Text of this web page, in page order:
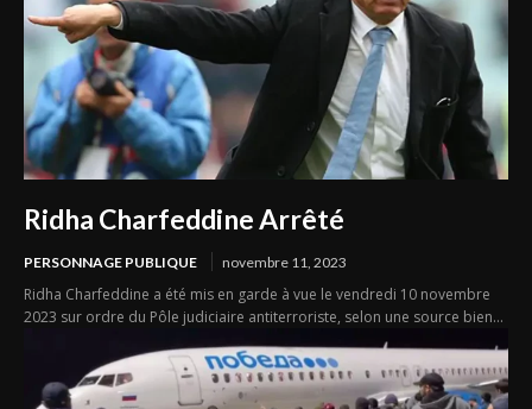
Ridha Charfeddine Arrêté
PERSONNAGE PUBLIQUE novembre 11, 2023
Ridha Charfeddine a été mis en garde à vue le vendredi 10 novembre
2023 sur ordre du Pôle judiciaire antiterroriste, selon une source bien...